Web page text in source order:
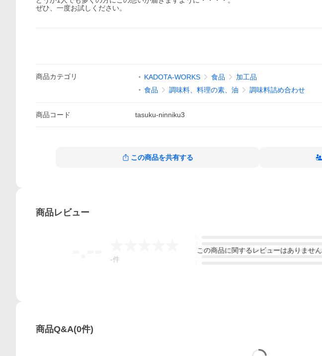
ぜひ、一度お試しください。
商品カテゴリ KADOTA-WORKS 食品
加工品
食品
調味料、料理の素、油 調味料詰め合わせ
商品コード tasuku-ninniku3
この商品を共有する
商品レビュー
-件
この商品に関するレビューはありません
商品Q&A(0件)